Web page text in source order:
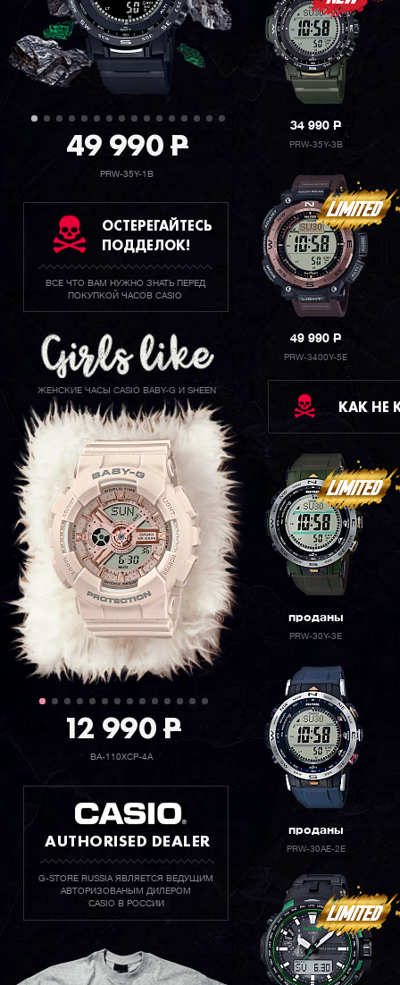
49 990P
PRW-35Y-1B
ОСТЕРЕГАЙТЕСЬ
ПОДДЕЛОК!
ВСЕ ЧТО ВАМ НУЖНО ЗНАТЬ ПЕРЕД
ПОКУПКОЙ ЧАСОВ CASIO
ЖЕНСКИЕ ЧАСЫ CASIO BABY-G И SHEEN
12 990P
BA-110XCP-4A
AUTHORISED DEALER
G-STORE RUSSIA ЯВЛЯЕТСЯ ВЕДУЩИМ
АВТОРИЗОВАНЫМ ДИЛЕРОМ
CASIO В РОССИИ
34 990P
PRW-35Y-3B
49 990P
PRW-3400Y-5E
КАК НЕ
проданы
PRW-30Y-3E
проданы
PRW-30AE-2E